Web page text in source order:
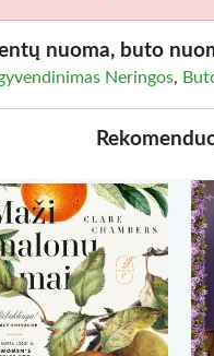
nuoma, buto
Neringos,